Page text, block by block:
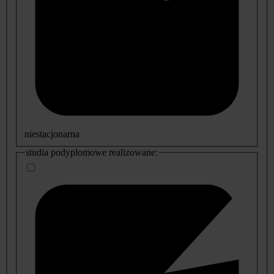
niestacjonarna
studia podyplomowe realizowane: